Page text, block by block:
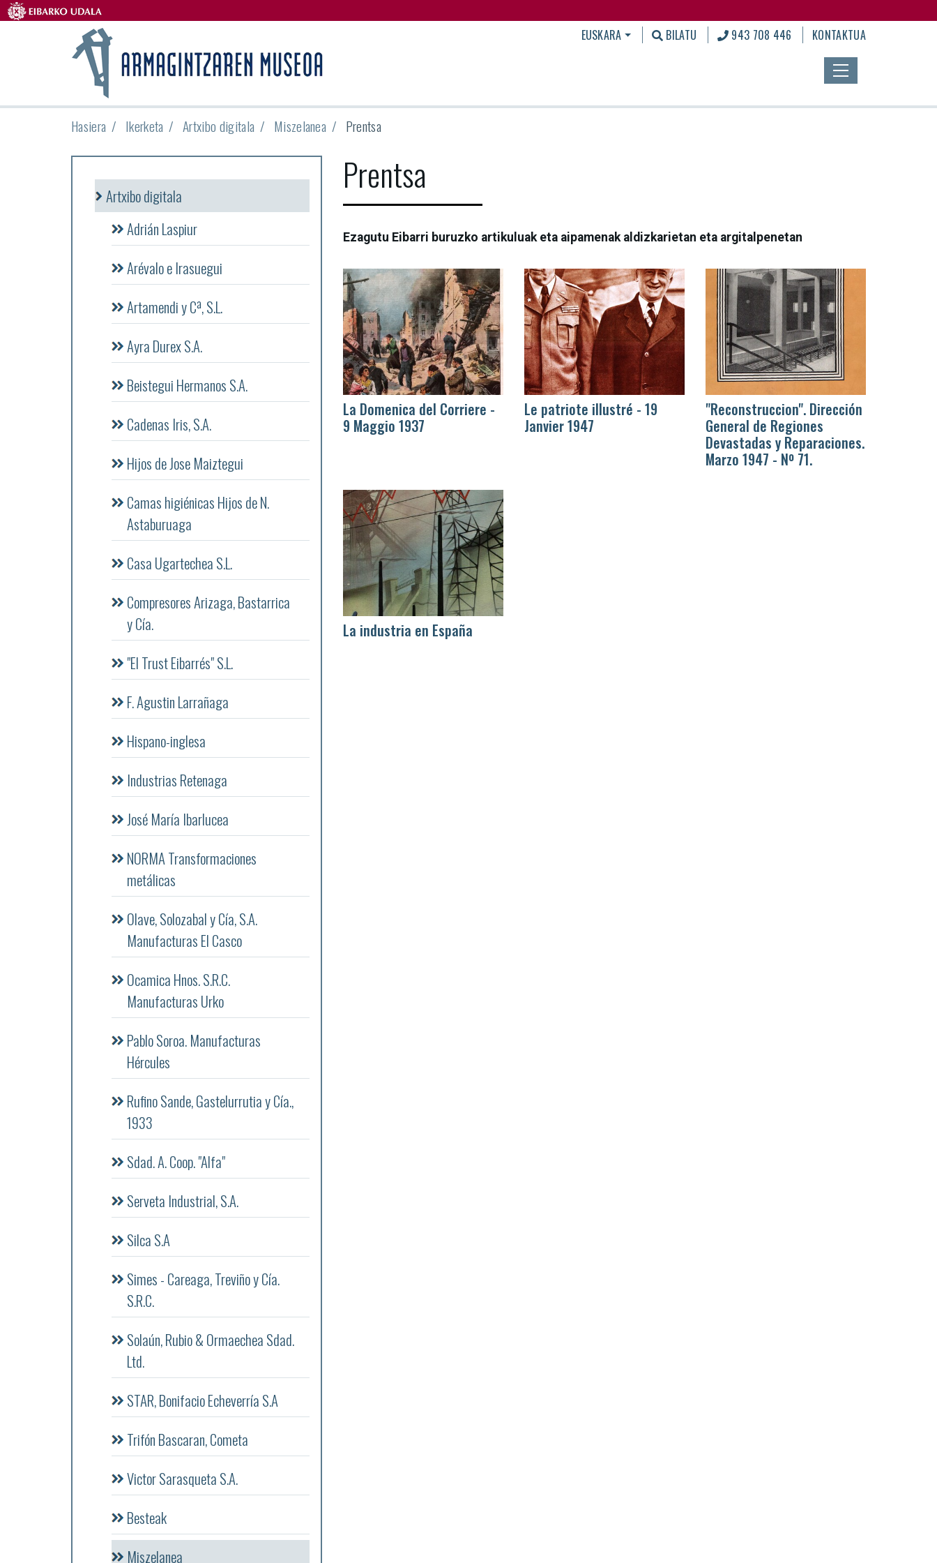
EUSKARA BILATU 943 708 446 KONTAKTUA
Hasiera Ikerketa Artxibo digitala Miszelanea Prentsa
Prentsa
Ezagutu Eibarri buruzko artikuluak eta aipamenak aldizkarietan eta argitalpenetan
La Domenica del Corriere -
9 Maggio 1937
Le patriote illustré - 19
Janvier 1947
"Reconstruccion". Dirección
General de Regiones
Devastadas y Reparaciones.
Marzo 1947 - Nº 71.
La industria en España
Artxibo digitala
Adrián Laspiur
Arévalo e Irasuegui
Artamendi y Cª, S.L.
Ayra Durex S.A.
Beistegui Hermanos S.A.
Cadenas Iris, S.A.
Hijos de Jose Maiztegui
Camas higiénicas Hijos de N.
Astaburuaga
Casa Ugartechea S.L.
Compresores Arizaga, Bastarrica
y Cía.
"El Trust Eibarrés" S.L.
F. Agustin Larrañaga
Hispano-inglesa
Industrias Retenaga
José María Ibarlucea
NORMA Transformaciones
metálicas
Olave, Solozabal y Cía, S.A.
Manufacturas El Casco
Ocamica Hnos. S.R.C.
Manufacturas Urko
Pablo Soroa. Manufacturas
Hércules
Rufino Sande, Gastelurrutia y Cía.,
1933
Sdad. A. Coop. "Alfa"
Serveta Industrial, S.A.
Silca S.A
Simes - Careaga, Treviño y Cía.
S.R.C.
Solaún, Rubio & Ormaechea Sdad.
Ltd.
STAR, Bonifacio Echeverría S.A
Trifón Bascaran, Cometa
Victor Sarasqueta S.A.
Besteak
Miszelanea